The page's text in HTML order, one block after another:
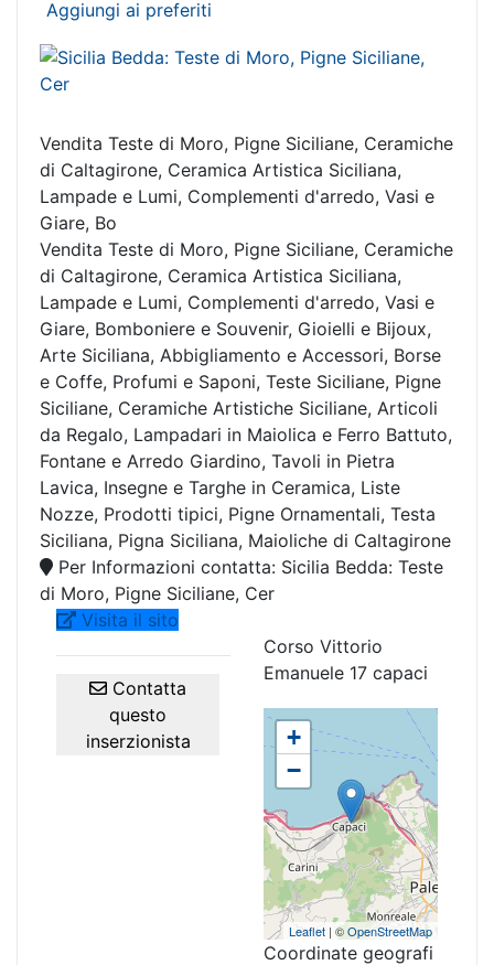
Aggiungi ai preferiti
Vendita Teste di Moro, Pigne Siciliane, Ceramiche
di Caltagirone, Ceramica Artistica Siciliana,
Lampade e Lumi, Complementi d'arredo, Vasi e
Giare, Bo
Vendita Teste di Moro, Pigne Siciliane, Ceramiche
di Caltagirone, Ceramica Artistica Siciliana,
Lampade e Lumi, Complementi d'arredo, Vasi e
Giare, Bomboniere e Souvenir, Gioielli e Bijoux,
Arte Siciliana, Abbigliamento e Accessori, Borse
e Coffe, Profumi e Saponi, Teste Siciliane, Pigne
Siciliane, Ceramiche Artistiche Siciliane, Articoli
da Regalo, Lampadari in Maiolica e Ferro Battuto,
Fontane e Arredo Giardino, Tavoli in Pietra
Lavica, Insegne e Targhe in Ceramica, Liste
Nozze, Prodotti tipici, Pigne Ornamentali, Testa
Siciliana, Pigna Siciliana, Maioliche di Caltagirone
Per Informazioni contatta: Sicilia Bedda: Teste
di Moro, Pigne Siciliane, Cer
Visita il sito
Contatta
questo
inserzionista
Corso Vittorio
Emanuele 17 capaci
+
−
Leaflet | ©OpenStreetMap
Coordinate geografi